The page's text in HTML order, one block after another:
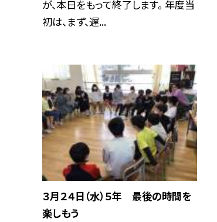
が、本日をもって終了します。 年度当
初は、まず、遅...
３月２４日（水）５年 最後の時間を
楽しもう